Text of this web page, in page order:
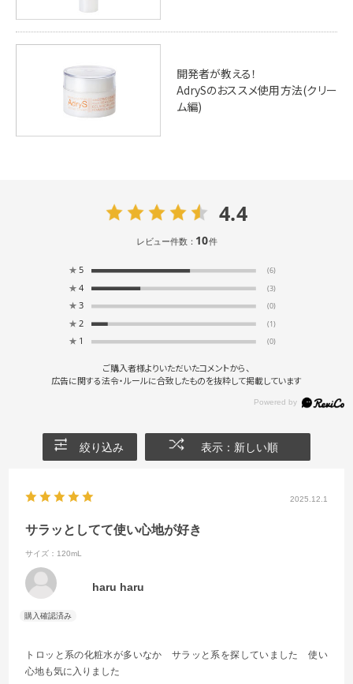
開発者が教える！
AdrySのおススメ使用方法(クリー
ム編)
4.4
レビュー件数： 10件
★ 5 (6)
★ 4 (3)
★ 3 (0)
★ 2 (1)
★ 1 (0)
ご購入者様よりいただいたコメントから、
広告に関する法令・ルールに合致したものを抜粋して掲載しています
絞り込み 表示：新しい順
2025.12.1
サラッとしてて使い心地が好き
サイズ：120mL
haru haru
トロッと系の化粧水が多いなか サラッと系を探していました 使い
心地も気に入りました